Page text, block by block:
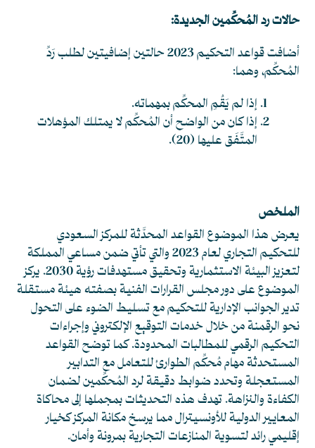
حالات رد المُحكِّمين الجديدة:
أضافت قواعد التحكيم 2023 حالتين إضافيتين لطلب رَدِّ
المُحكِّم، وهما:
إذا لم يَقُمِ المحكِّم بمهماته.
إذا كان من الواضح أن المُحكِّم لا يمتلك المؤهلات
المتَّفَق عليها (20)
.
الملخص
يعرض هذا الموضوع القواعد المحدَّثة للمركز السعودي
للتحكيم التجاري لعام 2023 والتي تأتي ضمن مساعي المملكة
لتعزيز البيئة الاستثمارية وتحقيق مستهدفات رؤية 2030. يركز
الموضوع على دور مجلس القرارات الفنية بصفته هيئة مستقلة
تدير الجوانب الإدارية للتحكيم مع تسليط الضوء على التحول
نحو الرقمنة من خلال خدمات التوقيع الإلكتروني وإجراءات
التحكيم الرقمي للمطالبات المحدودة. كما توضح القواعد
المستحدثة مهام مُحكِّم الطوارئ للتعامل مع التدابير
المستعجلة وتحدد ضوابط دقيقة لرد المُحكِّمين لضمان
الكفاءة والنزاهة. تهدف هذه التحديثات بمجملها إلى محاكاة
المعايير الدولية للأونسيترال مما يرسخ مكانة المركز كخيار
إقليمي رائد لتسوية المنازعات التجارية بمرونة وأمان.